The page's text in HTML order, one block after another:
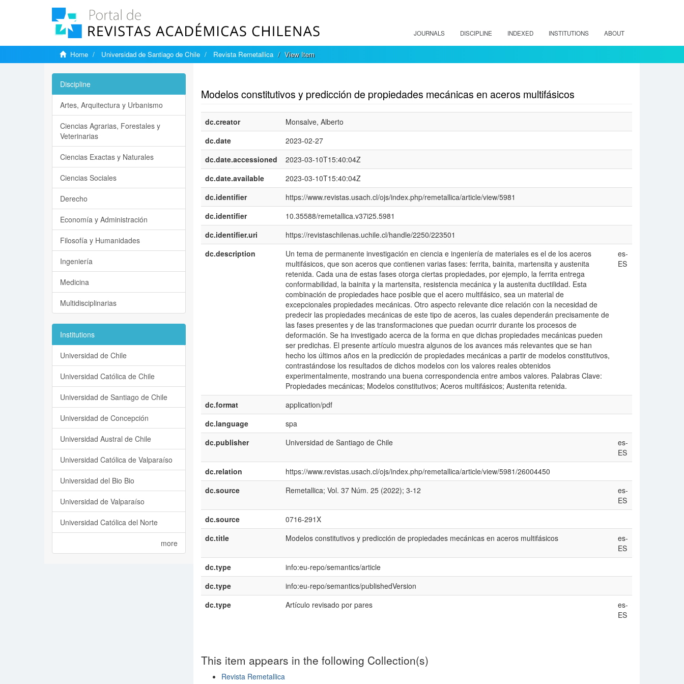
JOURNALS DISCIPLINE INDEXED INSTITUTIONS ABOUT
Home Universidad de Santiago de Chile Revista Remetallica View Item
Modelos constitutivos y predicción de propiedades mecánicas en aceros multifásicos
dc.creator
Monsalve, Alberto
dc.date
2023-02-27
dc.date.accessioned
2023-03-10T15:40:04Z
dc.date.available
2023-03-10T15:40:04Z
dc.identifier
https://www.revistas.usach.cl/ojs/index.php/remetallica/article/view/5981
dc.identifier
10.35588/remetallica.v37i25.5981
dc.identifier.uri
https://revistaschilenas.uchile.cl/handle/2250/223501
dc.description
Un tema de permanente investigación en ciencia e ingeniería de materiales es el de los aceros
multifásicos, que son aceros que contienen varias fases: ferrita, bainita, martensita y austenita
retenida. Cada una de estas fases otorga ciertas propiedades, por ejemplo, la ferrita entrega
conformabilidad, la bainita y la martensita, resistencia mecánica y la austenita ductilidad. Esta
combinación de propiedades hace posible que el acero multifásico, sea un material de
excepcionales propiedades mecánicas. Otro aspecto relevante dice relación con la necesidad de
predecir las propiedades mecánicas de este tipo de aceros, las cuales dependerán precisamente de
las fases presentes y de las transformaciones que puedan ocurrir durante los procesos de
deformación. Se ha investigado acerca de la forma en que dichas propiedades mecánicas pueden
ser predichas. El presente artículo muestra algunos de los avances más relevantes que se han
hecho los últimos años en la predicción de propiedades mecánicas a partir de modelos constitutivos,
contrastándose los resultados de dichos modelos con los valores reales obtenidos
experimentalmente, mostrando una buena correspondencia entre ambos valores. Palabras Clave:
Propiedades mecánicas; Modelos constitutivos; Aceros multifásicos; Austenita retenida.
es-
ES
dc.format
application/pdf
dc.language
spa
dc.publisher
Universidad de Santiago de Chile
es-
ES
dc.relation
https://www.revistas.usach.cl/ojs/index.php/remetallica/article/view/5981/26004450
dc.source
Remetallica; Vol. 37 Núm. 25 (2022); 3-12
es-
ES
dc.source
0716-291X
dc.title
Modelos constitutivos y predicción de propiedades mecánicas en aceros multifásicos
es-
ES
dc.type
info:eu-repo/semantics/article
dc.type
info:eu-repo/semantics/publishedVersion
dc.type
Artículo revisado por pares
es-
ES
This item appears in the following Collection(s)
Revista Remetallica
Discipline
Artes, Arquitectura y Urbanismo
Ciencias Agrarias, Forestales y
Veterinarias
Ciencias Exactas y Naturales
Ciencias Sociales
Derecho
Economía y Administración
Filosofía y Humanidades
Ingeniería
Medicina
Multidisciplinarias
Institutions
Universidad de Chile
Universidad Católica de Chile
Universidad de Santiago de Chile
Universidad de Concepción
Universidad Austral de Chile
Universidad Católica de Valparaíso
Universidad del Bio Bio
Universidad de Valparaíso
Universidad Católica del Norte
more